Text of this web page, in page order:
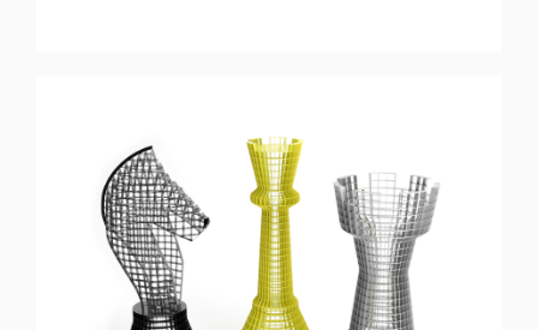
CHECKMATE
Projet Spécial